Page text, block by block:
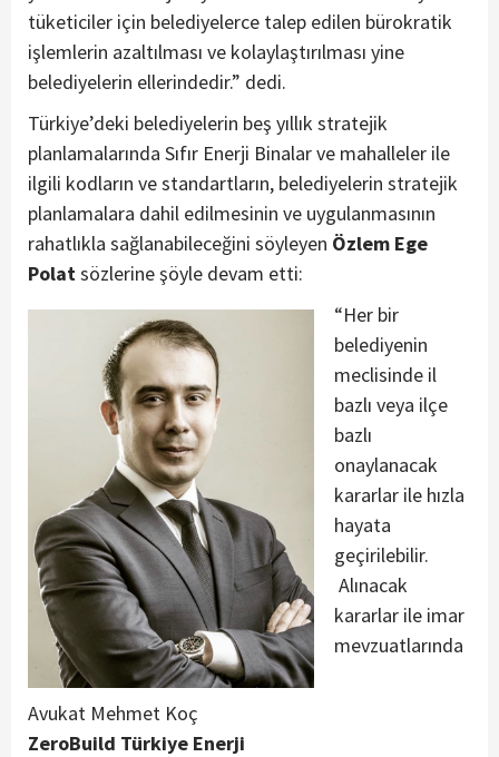
tüketiciler için belediyelerce talep edilen bürokratik
işlemlerin azaltılması ve kolaylaştırılması yine
belediyelerin ellerindedir.” dedi.
Türkiye’deki belediyelerin beş yıllık stratejik
planlamalarında Sıfır Enerji Binalar ve mahalleler ile
ilgili kodların ve standartların, belediyelerin stratejik
planlamalara dahil edilmesinin ve uygulanmasının
rahatlıkla sağlanabileceğini söyleyen Özlem Ege
Polat sözlerine şöyle devam etti:
Avukat Mehmet Koç
ZeroBuild Türkiye Enerji
“Her bir
belediyenin
meclisinde il
bazlı veya ilçe
bazlı
onaylanacak
kararlar ile hızla
hayata
geçirilebilir.
Alınacak
kararlar ile imar
mevzuatlarında